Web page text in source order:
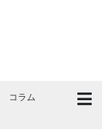
コラム